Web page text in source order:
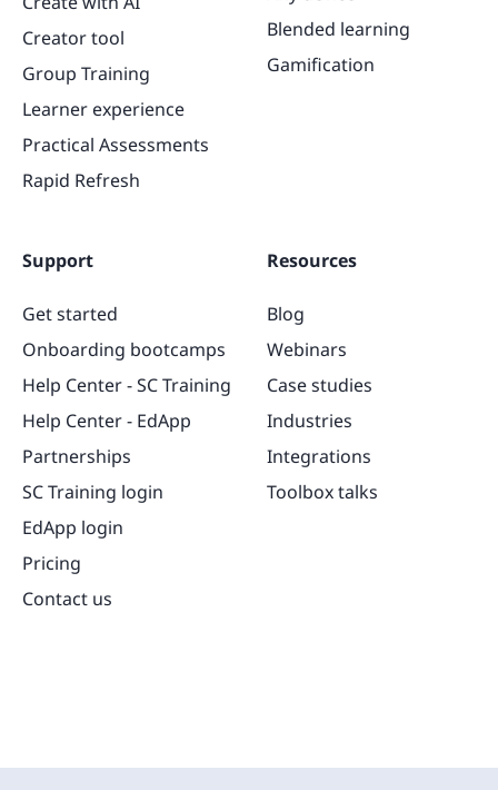
Creator tool
Group Training
Learner experience
Practical Assessments
Rapid Refresh
Blended learning
Gamification
Support
Get started
Onboarding bootcamps
Help Center - SC Training
Help Center - EdApp
Partnerships
SC Training login
EdApp login
Pricing
Contact us
Resources
Blog
Webinars
Case studies
Industries
Integrations
Toolbox talks